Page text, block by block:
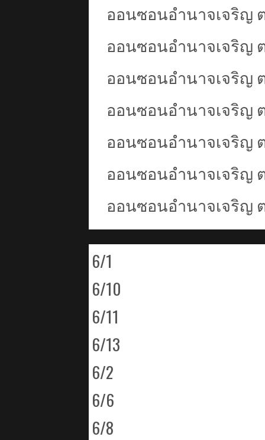
ออนซอนอำนาจเจริญ
ออนซอนอำนาจเจริญ
ออนซอนอำนาจเจริญ ต
ออนซอนอำนาจเจริญ
ออนซอนอำนาจเจริญ
ออนซอนอำนาจเจริญ
ออนซอนอำนาจเจริญ ต
6/1
6/10
6/11
6/13
6/2
6/6
6/8